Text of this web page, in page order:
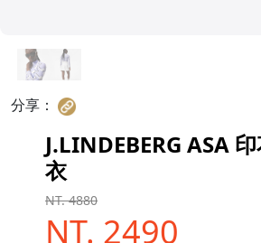
分享：
J.LINDEBERG ASA
衣
NT. 4880
NT. 2490